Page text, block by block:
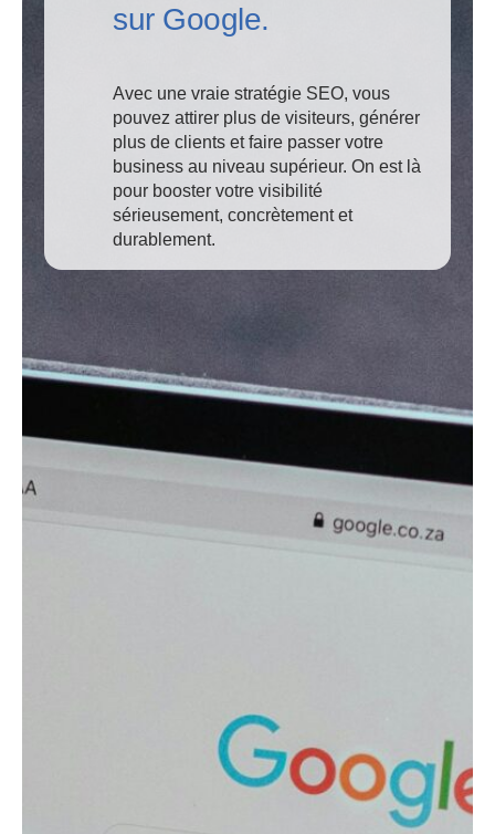
sur Google.
Avec une vraie stratégie SEO, vous
pouvez attirer plus de visiteurs, générer
plus de clients et faire passer votre
business au niveau supérieur. On est là
pour booster votre visibilité
sérieusement, concrètement et
durablement.